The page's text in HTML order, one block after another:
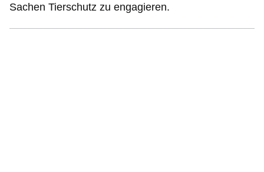
Sachen Tierschutz zu engagieren.